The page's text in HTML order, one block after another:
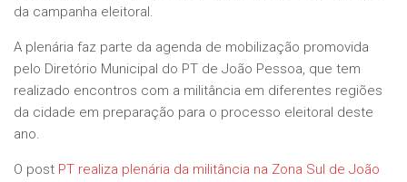
da campanha eleitoral.
A plenária faz parte da agenda de mobilização promovida
pelo Diretório Municipal do PT de João Pessoa, que tem
realizado encontros com a militância em diferentes regiões
da cidade em preparação para o processo eleitoral deste
ano.
O post PT realiza plenária da militância na Zona Sul de João